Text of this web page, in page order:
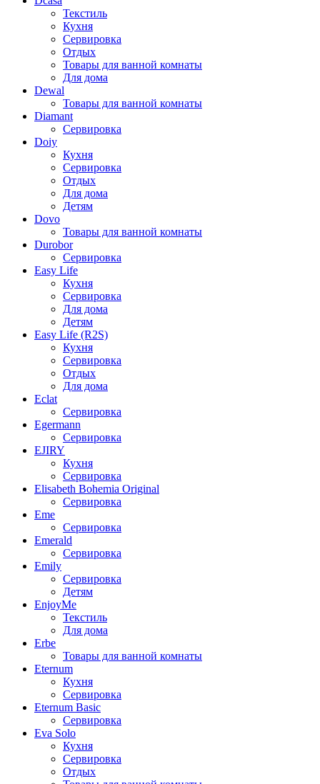
Текстиль
Кухня
Сервировка
Отдых
Товары для ванной комнаты
Для дома
Dewal
Товары для ванной комнаты
Diamant
Сервировка
Doiy
Кухня
Сервировка
Отдых
Для дома
Детям
Dovo
Товары для ванной комнаты
Durobor
Сервировка
Easy Life
Кухня
Сервировка
Для дома
Детям
Easy Life (R2S)
Кухня
Сервировка
Отдых
Для дома
Eclat
Сервировка
Egermann
Сервировка
EJIRY
Кухня
Сервировка
Elisabeth Bohemia Original
Сервировка
Eme
Сервировка
Emerald
Сервировка
Emily
Сервировка
Детям
EnjoyMe
Текстиль
Для дома
Erbe
Товары для ванной комнаты
Eternum
Кухня
Сервировка
Eternum Basic
Сервировка
Eva Solo
Кухня
Сервировка
Отдых